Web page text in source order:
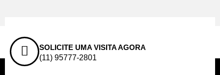
SOLICITE UMA VISITA AGORA
(11) 95777-2801